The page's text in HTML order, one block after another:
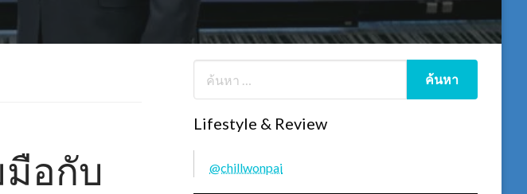
มือกับ
Lifestyle & Review
@chillwonpai